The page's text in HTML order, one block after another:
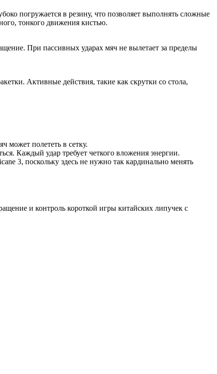
погружается в резину, что позволяет выполнять сложные
тонкого движения кистью.
При пассивных ударах мяч не вылетает за пределы
Активные действия, такие как скрутки со стола,
может полететь в сетку.
Каждый удар требует четкого вложения энергии.
3, поскольку здесь не нужно так кардинально менять
и контроль короткой игры китайских липучек с